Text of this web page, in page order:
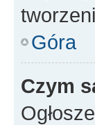
Góra
Czym